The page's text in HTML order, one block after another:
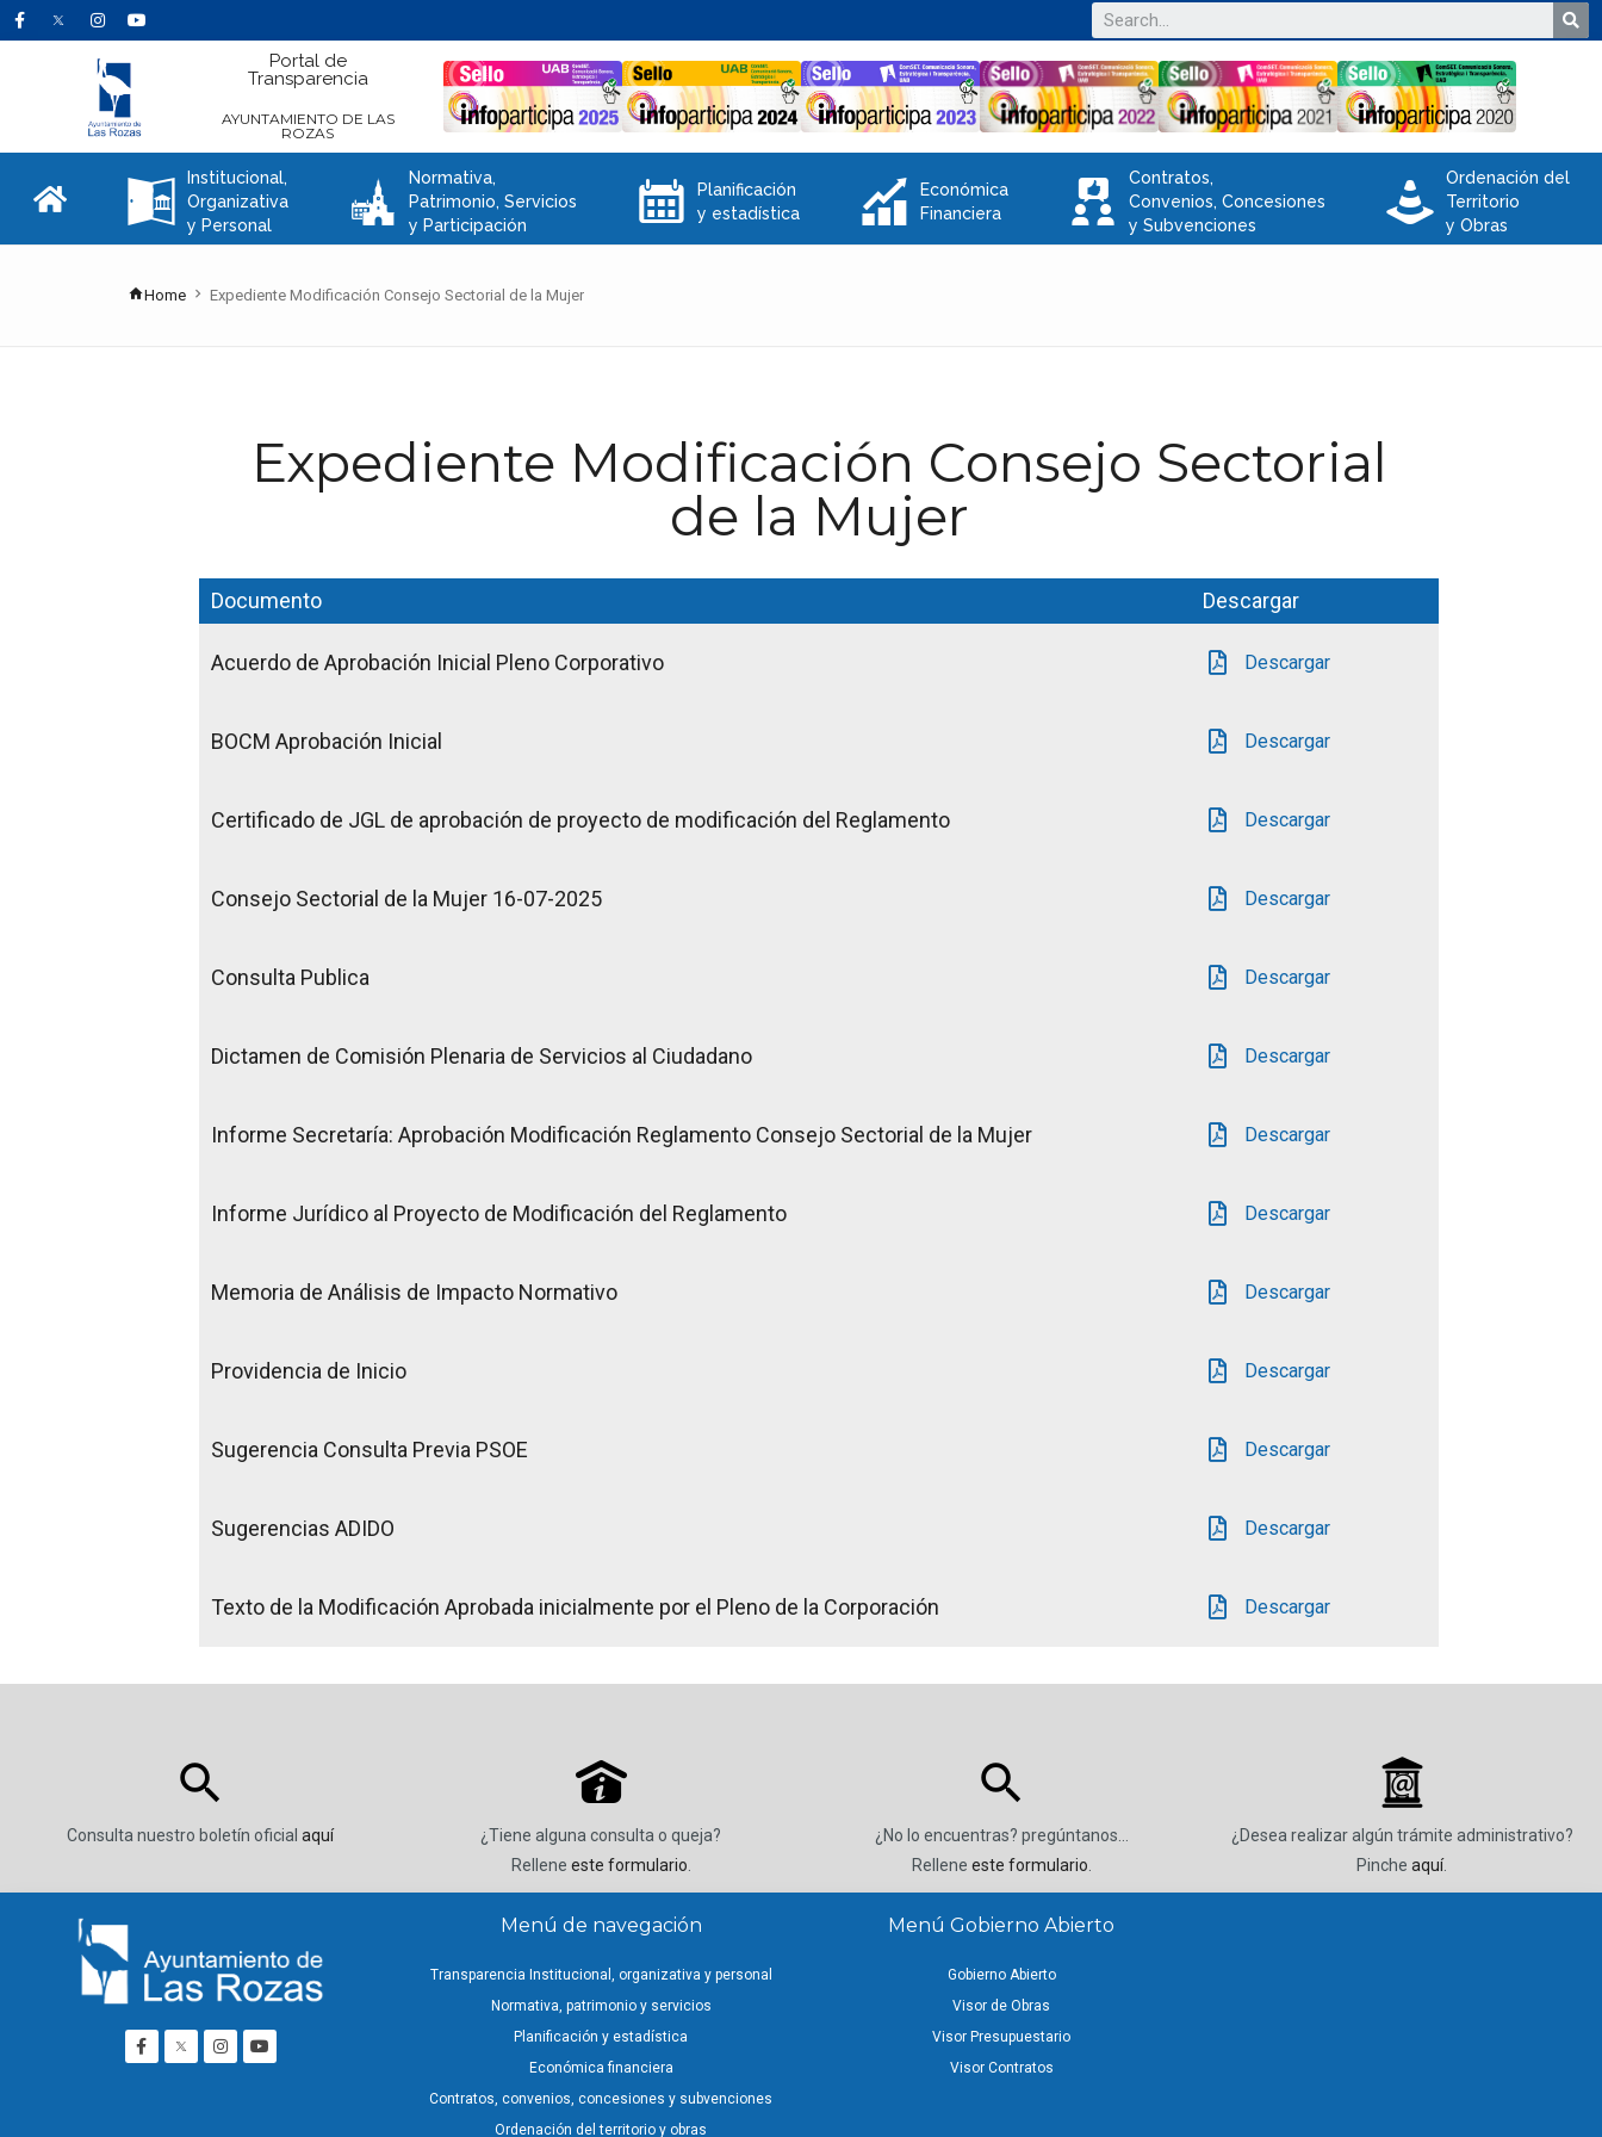
Portal de
Transparencia
AYUNTAMIENTO DE LAS
ROZAS
A
Institucional,
Organizativa
y Personal
C
Normativa,
Patrimonio, Servicios
y Participación
E
Planificación
y estadística
Q
Económica
Financiera
V
Contratos,
Convenios, Concesiones
y Subvenciones
e
Ordenación del
Territorio
y Obras
Home Expediente Modificación Consejo Sectorial de la Mujer
Expediente Modificación Consejo Sectorial
de la Mujer
Documento Descargar
Acuerdo de Aprobación Inicial Pleno Corporativo Descargar
BOCM Aprobación Inicial Descargar
Certificado de JGL de aprobación de proyecto de modificación del Reglamento Descargar
Consejo Sectorial de la Mujer 16-07-2025 Descargar
Consulta Publica Descargar
Dictamen de Comisión Plenaria de Servicios al Ciudadano Descargar
Informe Secretaría: Aprobación Modificación Reglamento Consejo Sectorial de la Mujer Descargar
Informe Jurídico al Proyecto de Modificación del Reglamento Descargar
Memoria de Análisis de Impacto Normativo Descargar
Providencia de Inicio Descargar
Sugerencia Consulta Previa PSOE Descargar
Sugerencias ADIDO Descargar
Texto de la Modificación Aprobada inicialmente por el Pleno de la Corporación Descargar
Consulta nuestro boletín oficial aquí
P
¿Tiene alguna consulta o queja?
Rellene este formulario
¿No lo encuentras? pregúntanos…
Rellene este formulario
_
¿Desea realizar algún trámite administrativo?
Pinche aquí.
Menú de navegación
Transparencia Institucional, organizativa y personal
Normativa, patrimonio y servicios
Planificación y estadística
Económica financiera
Contratos, convenios, concesiones y subvenciones
Ordenación del territorio y obras
Menú Gobierno Abierto
Gobierno Abierto
Visor de Obras
Visor Presupuestario
Visor Contratos